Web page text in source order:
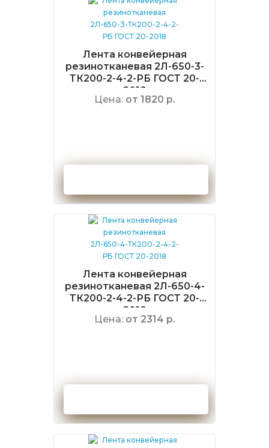
Лента конвейерная
резинотканевая 2Л-650-3-
ТК200-2-4-2-РБ ГОСТ 20-
2018
Цена: от 1820 р.
Лента конвейерная
резинотканевая 2Л-650-4-
ТК200-2-4-2-РБ ГОСТ 20-
2018
Цена: от 2314 р.